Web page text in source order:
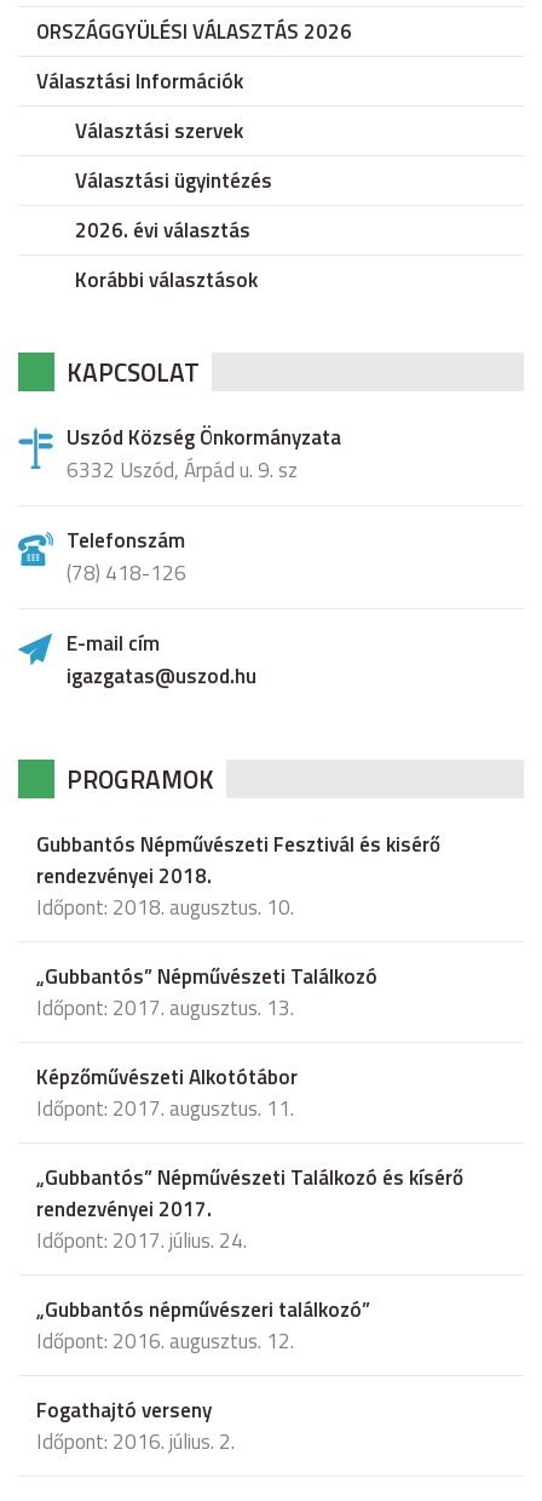
ORSZÁGGYÜLÉSI VÁLASZTÁS 2026
Választási Információk
Választási szervek
Választási ügyintézés
2026. évi választás
Korábbi választások
KAPCSOLAT
Uszód Község Önkormányzata
6332 Uszód, Árpád u. 9. sz
Telefonszám
(78) 418-126
E-mail cím
igazgatas@uszod.hu
PROGRAMOK
Gubbantós Népművészeti Fesztivál és kisérő
rendezvényei 2018.
Időpont: 2018. augusztus. 10.
„Gubbantós” Népművészeti Találkozó
Időpont: 2017. augusztus. 13.
Képzőművészeti Alkotótábor
Időpont: 2017. augusztus. 11.
„Gubbantós” Népművészeti Találkozó és kísérő
rendezvényei 2017.
Időpont: 2017. július. 24.
„Gubbantós népművészeri találkozó”
Időpont: 2016. augusztus. 12.
Fogathajtó verseny
Időpont: 2016. július. 2.